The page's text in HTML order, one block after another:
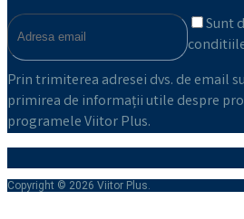
Sunt
Prin trimiterea adresei dvs. de email
primirea de informații utile despre
programele Viitor Plus.
Copyright © 2026 Viitor Plus.